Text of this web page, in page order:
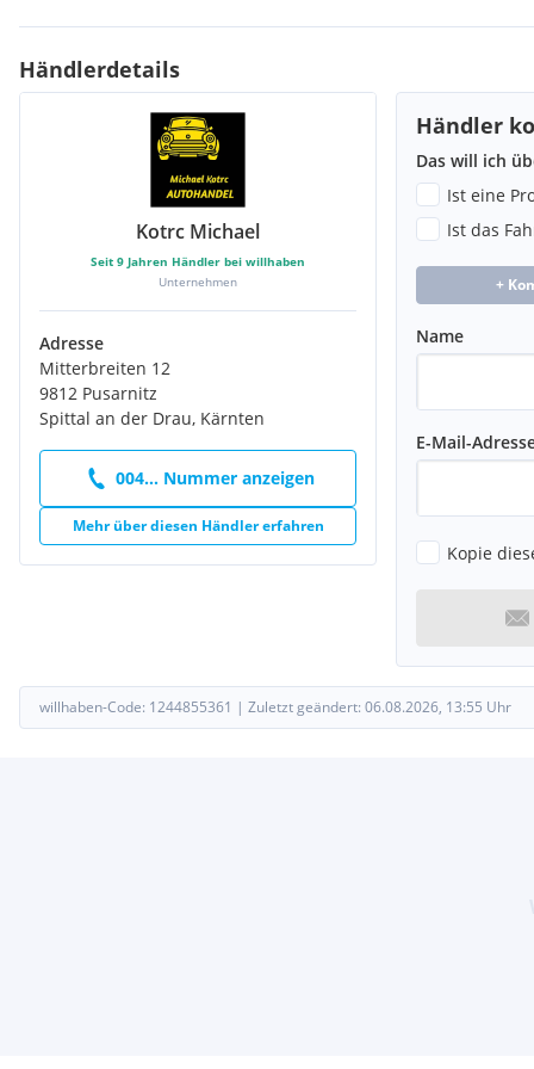
Händlerdetails
Kotrc Michael
Seit 9 Jahren Händler bei willhaben
Unternehmen
Adresse
Mitterbreiten 12
9812 Pusarnitz
Spittal an der Drau, Kärnten
004... Nummer anzeigen
Mehr über diesen Händler erfahren
Händler
Das will ich
Ist eine
Ist das
+
Name
E-Mail-
Kopie
willhaben-Code: 1244855361 | Zuletzt geändert: 06.08.2026, 13:55 Uhr